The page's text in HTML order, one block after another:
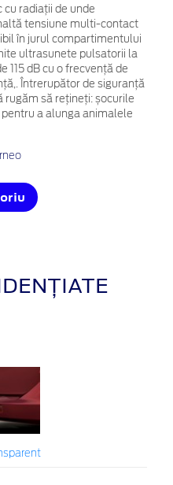
radiații de unde
tensiune multi-contact
în jurul compartimentului
ultrasunete pulsatorii la
115 dB cu o frecvență de
Întrerupător de siguranță
rugăm să rețineți: șocurile
a alunga animalele